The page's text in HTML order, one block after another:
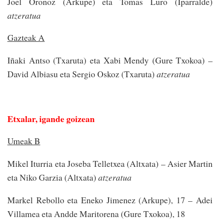
atzeratua
Gazteak A
Iñaki Antso (Txaruta) eta Xabi Mendy (Gure Txokoa) –
David Albiasu eta Sergio Oskoz (Txaruta) atzeratua
Etxalar, igande goizean
Umeak B
Mikel Iturria eta Joseba Telletxea (Altxata) – Asier Martin
eta Niko Garzia (Altxata) atzeratua
Markel Rebollo eta Eneko Jimenez (Arkupe), 17 – Adei
Villamea eta Andde Maritorena (Gure Txokoa), 18